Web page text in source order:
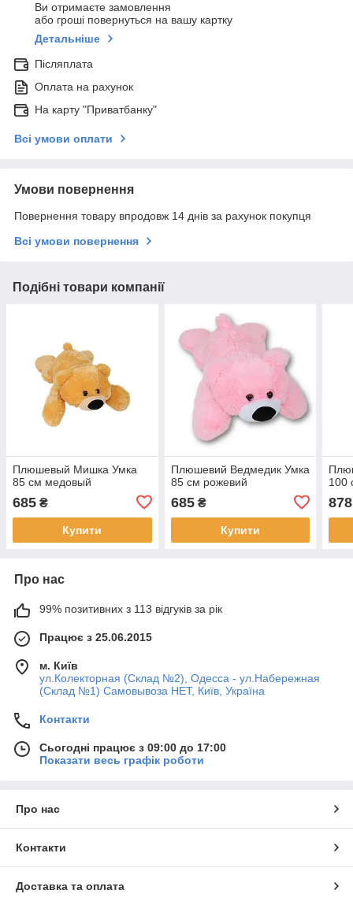
Ви отримаєте замовлення
або гроші повернуться на вашу картку
Детальніше
Післяплата
Оплата на рахунок
На карту "Приватбанку"
Всі умови оплати
Умови повернення
Повернення товару впродовж 14 днів за рахунок покупця
Всі умови повернення
Подібні товари компанії
Плюшевый Мишка Умка
85 см медовый
685 ₴
Купити
Плюшевий Ведмедик Умка
85 см рожевий
685₴
Купити
100
878
Про нас
99% позитивних з 113 відгуків за рік
Працює з 25.06.2015
м. Київ
ул.Колекторная (Склад №2), Одесса - ул.Набережная
(Склад №1) Самовывоза НЕТ, Київ, Україна
Контакти
Сьогодні працює з 09:00 до 17:00
Показати весь графік роботи
Про нас
Контакти
Доставка та оплата